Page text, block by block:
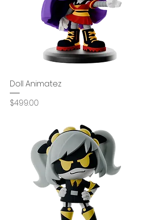
Doll Animatez
Precio
$499.00